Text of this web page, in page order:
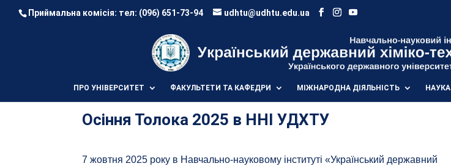
Приймальна комісія: тел: (096) 651-73-94 udhtu@udhtu.edu.ua
ПРО УНІВЕРСИТЕТ ФАКУЛЬТЕТИ ТА КАФЕДРИ МІЖНАРОДНА ДІЯЛЬНІСТЬ НАУКА
Осіння Толока 2025 в ННІ УДХТУ
7 жовтня 2025 року в Навчально-науковому інституті «Український державний